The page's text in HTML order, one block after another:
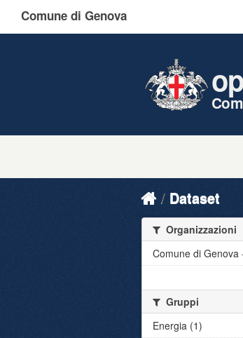
Comune di Genova
Dataset
Organizzazioni
Comune di Genova
Gruppi
Energia (1)